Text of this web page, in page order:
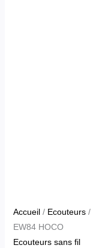
Accueil/ Ecouteurs/
EW84 HOCO
Ecouteurs sans fil